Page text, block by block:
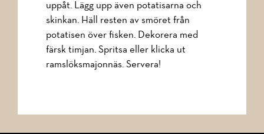
uppåt. Lägg upp även potatisarna och
skinkan. Häll resten av smöret från
potatisen över fisken. Dekorera med
färsk timjan. Spritsa eller klicka ut
ramslöksmajonnäs. Servera!